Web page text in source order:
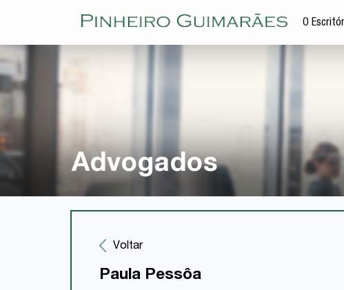
O
Advogados
Voltar
Paula Pessôa